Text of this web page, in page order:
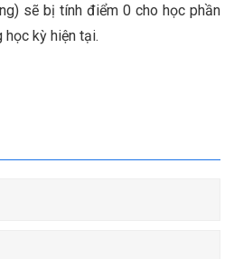
sẽ bị tính điểm 0 cho học phần
học kỳ hiện tại.